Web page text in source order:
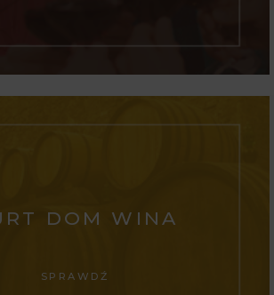
DOM WINA
SPRAWDŹ